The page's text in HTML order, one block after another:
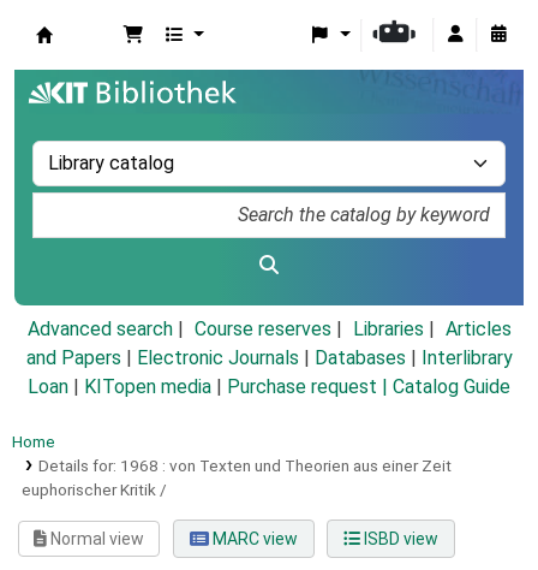
Advanced search Course reserves Libraries
Articles
and Papers
Electronic Journals Databases
Interlibrary
Loan
KITopen media Purchase request | Catalog Guide
Home
Details for: 1968 : von Texten und Theorien aus einer Zeit
euphorischer Kritik /
Normal view MARC view ISBD view